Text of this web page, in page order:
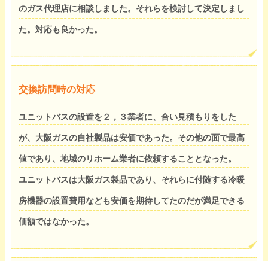
のガス代理店に相談しました。それらを検討して決定しまし
た。対応も良かった。
交換訪問時の対応
ユニットバスの設置を２，３業者に、合い見積もりをした
が、大阪ガスの自社製品は安価であった。その他の面で最高
値であり、地域のリホーム業者に依頼することとなった。
ユニットバスは大阪ガス製品であり、それらに付随する冷暖
房機器の設置費用なども安価を期待してたのだが満足できる
価額ではなかった。